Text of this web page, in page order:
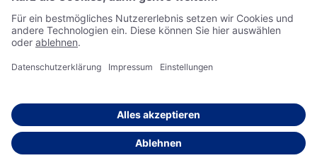
© 2026 dm drogerie markt GmbH